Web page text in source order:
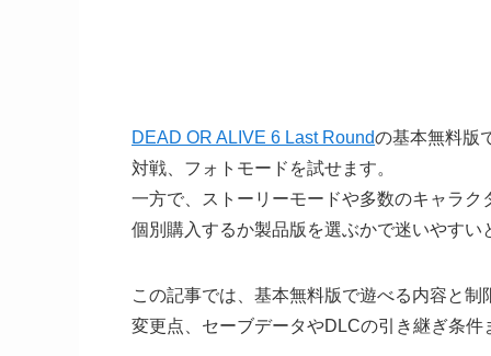
DEAD OR ALIVE 6 Last Roundの基本無料版
対戦、フォトモードを試せます。
一方で、ストーリーモードや多数のキャラ
個別購入するか製品版を選ぶかで迷いやすい
この記事では、基本無料版で遊べる内容と
変更点、セーブデータやDLCの引き継ぎ条件